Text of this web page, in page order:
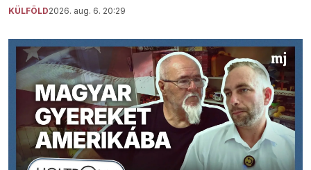
KÜLFÖLD2026. aug. 6. 20:29